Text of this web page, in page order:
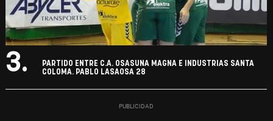
3.
PARTIDO ENTRE C.A. OSASUNA MAGNA E INDUSTRIAS SANTA
COLOMA. PABLO LASAOSA 28